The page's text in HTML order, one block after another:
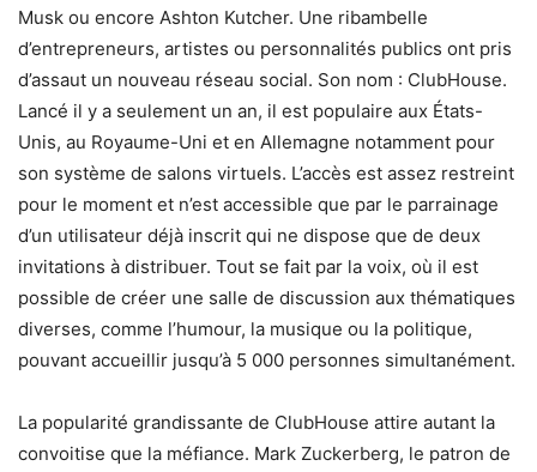
Musk ou encore Ashton Kutcher. Une ribambelle
d’entrepreneurs, artistes ou personnalités publics ont pris
d’assaut un nouveau réseau social. Son nom : ClubHouse.
Lancé il y a seulement un an, il est populaire aux États-
Unis, au Royaume-Uni et en Allemagne notamment pour
son système de salons virtuels. L’accès est assez restreint
pour le moment et n’est accessible que par le parrainage
d’un utilisateur déjà inscrit qui ne dispose que de deux
invitations à distribuer. Tout se fait par la voix, où il est
possible de créer une salle de discussion aux thématiques
diverses, comme l’humour, la musique ou la politique,
pouvant accueillir jusqu’à 5 000 personnes simultanément.
La popularité grandissante de ClubHouse attire autant la
convoitise que la méfiance. Mark Zuckerberg, le patron de